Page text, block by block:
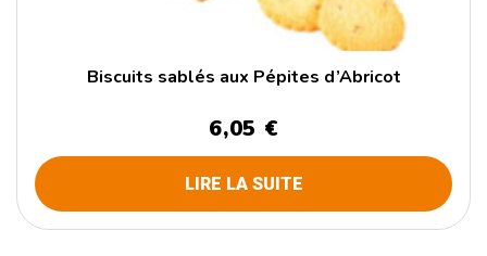
Biscuits sablés aux Pépites d’Abricot
6,05 €
LIRE LA SUITE